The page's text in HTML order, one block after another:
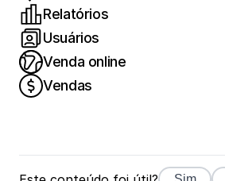
Relatórios
Usuários
Venda online
Vendas